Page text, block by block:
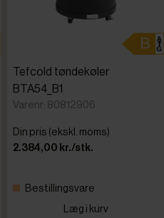
Tefcold tøndekøler
BTA54_B1
Varenr: 80812906
Din pris (ekskl. moms)
2.384,00 kr./stk.
Bestillingsvare
Læg i kurv